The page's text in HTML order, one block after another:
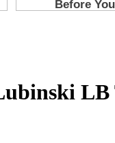
LB